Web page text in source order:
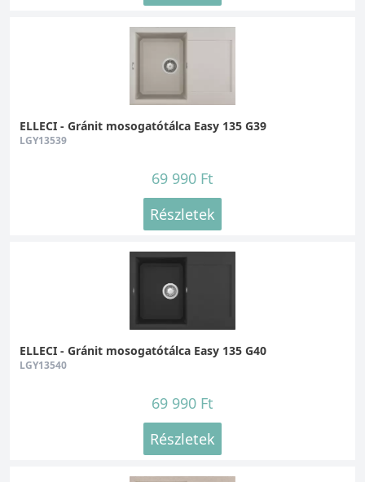
ELLECI - Gránit mosogatótálca Easy 135 G39
LGY13539
69 990 Ft
Részletek
ELLECI - Gránit mosogatótálca Easy 135 G40
LGY13540
69 990 Ft
Részletek